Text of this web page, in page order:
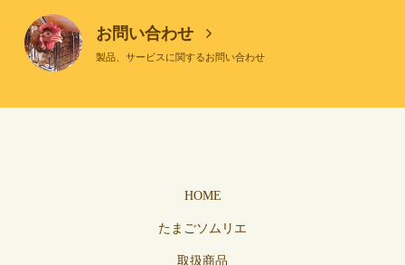
お問い合わせ
製品、サービスに関するお問い合わせ
HOME
たまごソムリエ
取扱商品